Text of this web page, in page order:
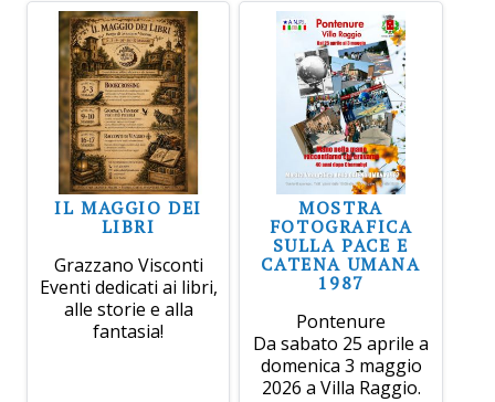
IL MAGGIO DEI
LIBRI
Grazzano Visconti
Eventi dedicati ai libri,
alle storie e alla
fantasia!
MOSTRA
FOTOGRAFICA
SULLA PACE E
CATENA UMANA
1987
Pontenure
Da sabato 25 aprile a
domenica 3 maggio
2026 a Villa Raggio.